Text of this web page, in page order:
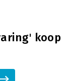
koop